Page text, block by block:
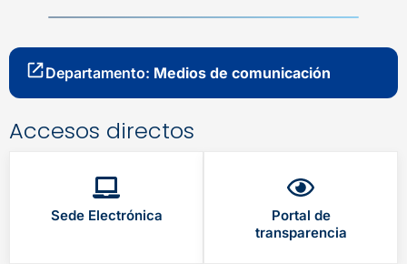
Departamento: Medios de comunicación
Accesos directos
Sede Electrónica
Portal de
transparencia